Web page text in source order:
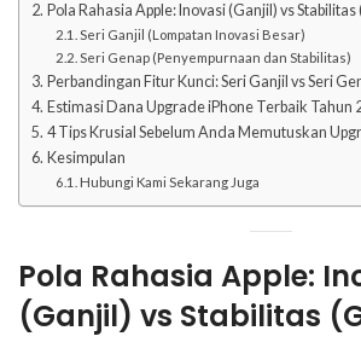
Pola Rahasia Apple: Inovasi (Ganjil) vs Stabilitas
Seri Ganjil (Lompatan Inovasi Besar)
Seri Genap (Penyempurnaan dan Stabilitas)
Perbandingan Fitur Kunci: Seri Ganjil vs Seri
Estimasi Dana Upgrade iPhone Terbaik Tahun
4 Tips Krusial Sebelum Anda Memutuskan
Kesimpulan
Hubungi Kami Sekarang Juga
Pola Rahasia Apple:
(Ganjil) vs Stabilitas